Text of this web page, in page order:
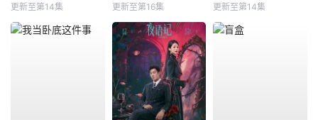
更新至第14集 更新至第16集 更新至第14集